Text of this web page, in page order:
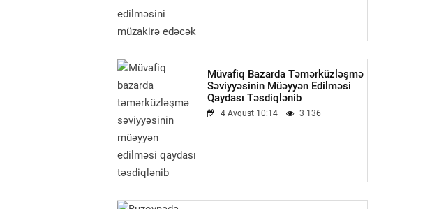
Müvafiq Bazarda Təmərküzləşmə
Səviyyəsinin Müəyyən Edilməsi
Qaydası Təsdiqlənib
4 Avqust 10:14 3 136